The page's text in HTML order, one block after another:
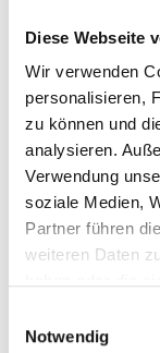
Diese Webseite
Wir verwenden
personalisieren,
zu können und
analysieren.
Verwendung
soziale Medien,
Partner führen
weiteren Daten
Notwendig